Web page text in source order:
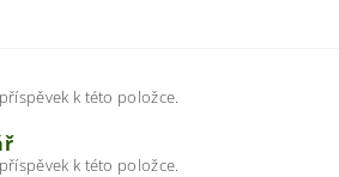
k této položce.
k této položce.